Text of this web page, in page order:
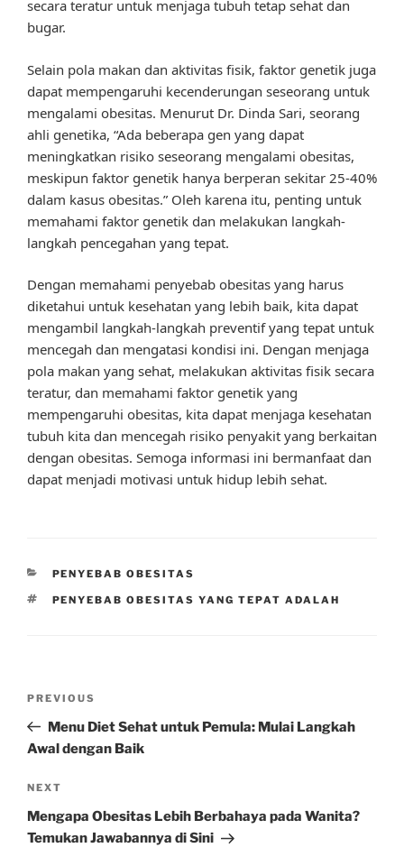
secara teratur untuk menjaga tubuh tetap sehat dan
bugar.
Selain pola makan dan aktivitas fisik, faktor genetik juga
dapat mempengaruhi kecenderungan seseorang untuk
mengalami obesitas. Menurut Dr. Dinda Sari, seorang
ahli genetika, “Ada beberapa gen yang dapat
meningkatkan risiko seseorang mengalami obesitas,
meskipun faktor genetik hanya berperan sekitar 25-40%
dalam kasus obesitas.” Oleh karena itu, penting untuk
memahami faktor genetik dan melakukan langkah-
langkah pencegahan yang tepat.
Dengan memahami penyebab obesitas yang harus
diketahui untuk kesehatan yang lebih baik, kita dapat
mengambil langkah-langkah preventif yang tepat untuk
mencegah dan mengatasi kondisi ini. Dengan menjaga
pola makan yang sehat, melakukan aktivitas fisik secara
teratur, dan memahami faktor genetik yang
mempengaruhi obesitas, kita dapat menjaga kesehatan
tubuh kita dan mencegah risiko penyakit yang berkaitan
dengan obesitas. Semoga informasi ini bermanfaat dan
dapat menjadi motivasi untuk hidup lebih sehat.
CATEGORIES
PENYEBAB OBESITAS
TAGS
PENYEBAB OBESITAS YANG TEPAT ADALAH
Previous
Post
PREVIOUS
Menu Diet Sehat untuk Pemula: Mulai Langkah
Awal dengan Baik
Next
Post
NEXT
Mengapa Obesitas Lebih Berbahaya pada Wanita?
Temukan Jawabannya di Sini